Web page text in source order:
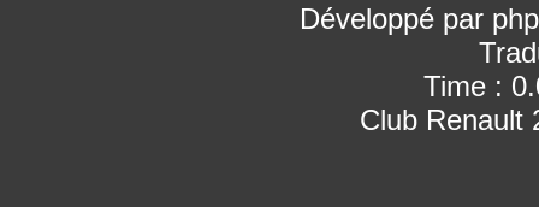
Développé par
Time :
Club Renault